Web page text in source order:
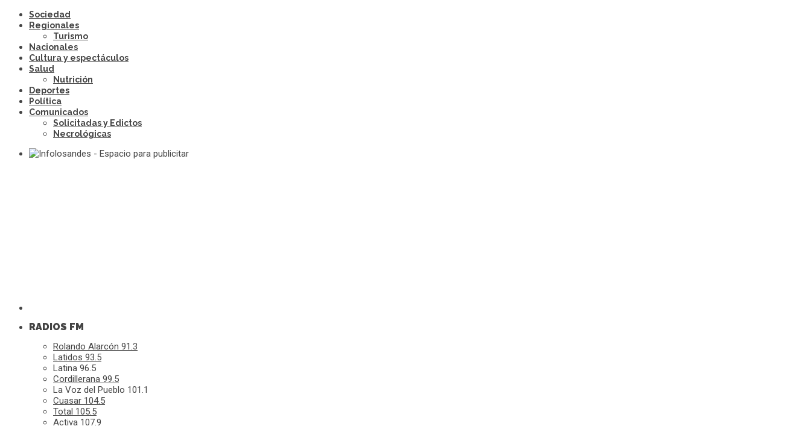
Sociedad
Regionales
Turismo
Nacionales
Cultura y espectáculos
Salud
Nutrición
Deportes
Política
Comunicados
Solicitadas y Edictos
Necrológicas
RADIOS FM
Rolando Alarcón 91.3
Latidos 93.5
Latina 96.5
Cordillerana 99.5
La Voz del Pueblo 101.1
Cuasar 104.5
Total 105.5
Activa 107.9